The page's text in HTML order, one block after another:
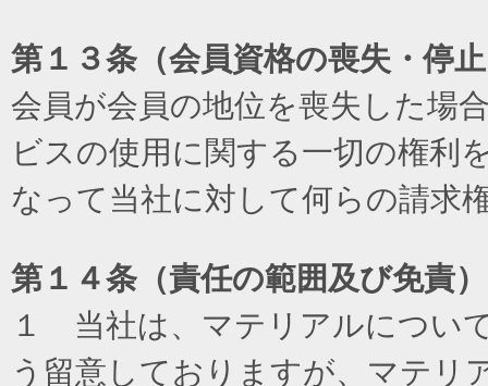
第１３条（会員資格の喪失・停
会員が会員の地位を喪失した場
ビスの使用に関する一切の権利
なって当社に対して何らの請求
第１４条（責任の範囲及び免責）
１ 当社は、マテリアルについ
う留意しておりますが、マテリ